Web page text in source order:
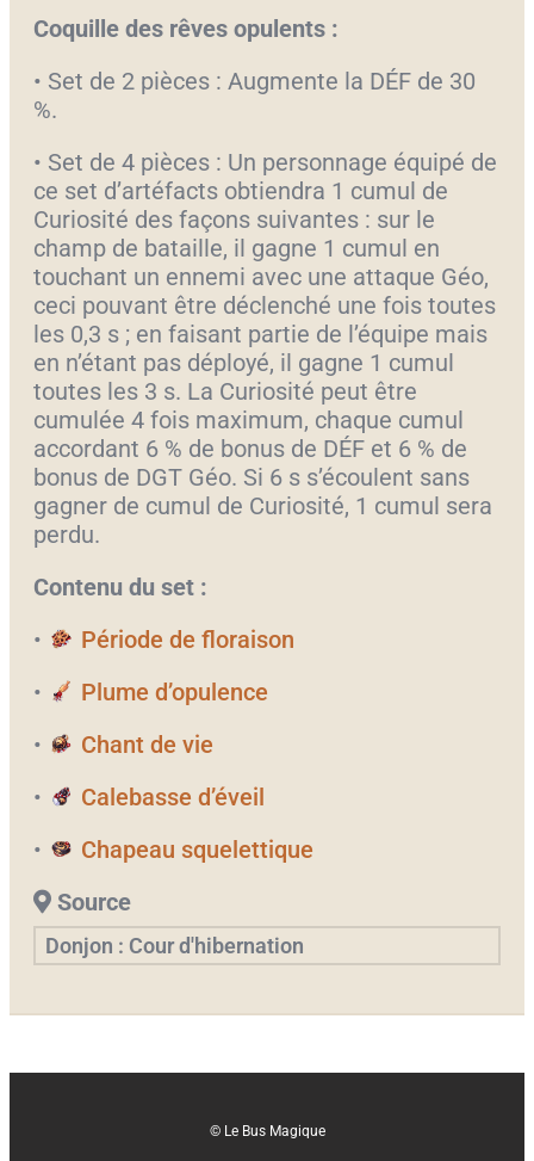
Coquille des rêves opulents :
• Set de 2 pièces : Augmente la DÉF de 30
%.
• Set de 4 pièces : Un personnage équipé de
ce set d’artéfacts obtiendra 1 cumul de
Curiosité des façons suivantes : sur le
champ de bataille, il gagne 1 cumul en
touchant un ennemi avec une attaque Géo,
ceci pouvant être déclenché une fois toutes
les 0,3 s ; en faisant partie de l’équipe mais
en n’étant pas déployé, il gagne 1 cumul
toutes les 3 s. La Curiosité peut être
cumulée 4 fois maximum, chaque cumul
accordant 6 % de bonus de DÉF et 6 % de
bonus de DGT Géo. Si 6 s s’écoulent sans
gagner de cumul de Curiosité, 1 cumul sera
perdu.
Contenu du set :
•
Période de floraison
•
Plume d’opulence
•
Chant de vie
•
Calebasse d’éveil
•
Chapeau squelettique
Source
Donjon : Cour d'hibernation
© Le Bus Magique